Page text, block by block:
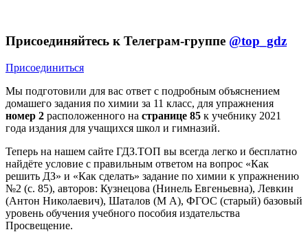
Присоединяйтесь к Телеграм-группе @top_gdz
Присоединиться
Мы подготовили для вас ответ c подробным объяснением
домашего задания по химии за 11 класс, для упражнения
номер 2 расположенного на странице 85 к учебнику 2021
года издания для учащихся школ и гимназий.
Теперь на нашем сайте ГДЗ.ТОП вы всегда легко и бесплатно
найдёте условие с правильным ответом на вопрос «Как
решить ДЗ» и «Как сделать» задание по химии к упражнению
№2 (с. 85), авторов: Кузнецова (Нинель Евгеньевна), Левкин
(Антон Николаевич), Шаталов (М А), ФГОС (старый) базовый
уровень обучения учебного пособия издательства
Просвещение.